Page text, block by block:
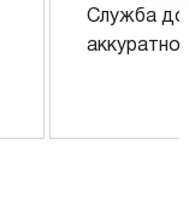
Служба
аккуратно